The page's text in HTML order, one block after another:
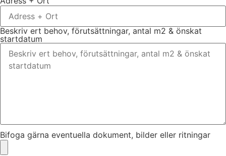
Beskriv ert behov, förutsättningar, antal m2 & önskat
startdatum
Bifoga gärna eventuella dokument, bilder eller ritningar